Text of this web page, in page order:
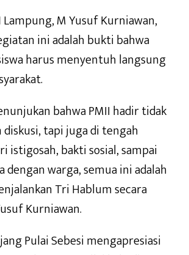
Lampung, M Yusuf Kurniawan,
ini adalah bukti bahwa
harus menyentuh langsung
bahwa PMII hadir tidak
tapi juga di tengah
istigosah, bakti sosial, sampai
dengan warga, semua ini adalah
Tri Hablum secara
Kurniawan.
Pulai Sebesi mengapresiasi